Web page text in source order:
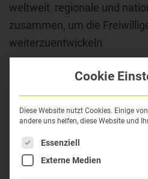
weltweit regionale und
zusammen, um die
weiterzuentwickeln
Cookie
Diese Website nutzt Cookies. Einige
andere uns helfen, diese Website und
Es folgt eine Liste der
Essenziell
Externe Medien